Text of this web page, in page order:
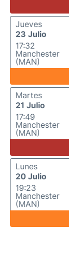
Jueves
23 Julio
17:32
Manchester
(MAN)
Martes
21 Julio
17:49
Manchester
(MAN)
Lunes
20 Julio
19:23
Manchester
(MAN)